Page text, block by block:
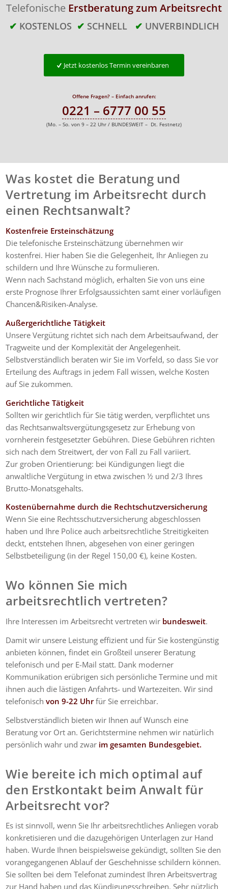
Telefonische Erstberatung zum Arbeitsrecht
✔ KOSTENLOS ✔ SCHNELL ✔ UNVERBINDLICH
Jetzt kostenlos Termin vereinbaren
Offene Fragen? – Einfach anrufen:
0221 – 6777 00 55
(Mo. – So. von 9 – 22 Uhr / BUNDESWEIT – Dt. Festnetz)
Was kostet die Beratung und
Vertretung im Arbeitsrecht durch
einen Rechtsanwalt?
Kostenfreie Ersteinschätzung
Die telefonische Ersteinschätzung übernehmen wir
kostenfrei. Hier haben Sie die Gelegenheit, Ihr Anliegen zu
schildern und Ihre Wünsche zu formulieren.
Wenn nach Sachstand möglich, erhalten Sie von uns eine
erste Prognose Ihrer Erfolgsaussichten samt einer vorläufigen
Chancen&Risiken-Analyse.
Außergerichtliche Tätigkeit
Unsere Vergütung richtet sich nach dem Arbeitsaufwand, der
Tragweite und der Komplexität der Angelegenheit.
Selbstverständlich beraten wir Sie im Vorfeld, so dass Sie vor
Erteilung des Auftrags in jedem Fall wissen, welche Kosten
auf Sie zukommen.
Gerichtliche Tätigkeit
Sollten wir gerichtlich für Sie tätig werden, verpflichtet uns
das Rechtsanwaltsvergütungsgesetz zur Erhebung von
vornherein festgesetzter Gebühren. Diese Gebühren richten
sich nach dem Streitwert, der von Fall zu Fall variiert.
Zur groben Orientierung: bei Kündigungen liegt die
anwaltliche Vergütung in etwa zwischen ½ und 2/3 Ihres
Brutto-Monatsgehalts.
Kostenübernahme durch die Rechtschutzversicherung
Wenn Sie eine Rechtsschutzversicherung abgeschlossen
haben und Ihre Police auch arbeitsrechtliche Streitigkeiten
deckt, entstehen Ihnen, abgesehen von einer geringen
Selbstbeteiligung (in der Regel 150,00 €), keine Kosten.
Wo können Sie mich
arbeitsrechtlich vertreten?
Ihre Interessen im Arbeitsrecht vertreten wir bundesweit.
Damit wir unsere Leistung effizient und für Sie kostengünstig
anbieten können, findet ein Großteil unserer Beratung
telefonisch und per E-Mail statt. Dank moderner
Kommunikation erübrigen sich persönliche Termine und mit
ihnen auch die lästigen Anfahrts- und Wartezeiten. Wir sind
telefonisch von 9-22 Uhrfür Sie erreichbar.
Selbstverständlich bieten wir Ihnen auf Wunsch eine
Beratung vor Ort an. Gerichtstermine nehmen wir natürlich
persönlich wahr und zwar im gesamten Bundesgebiet.
Wie bereite ich mich optimal auf
den Erstkontakt beim Anwalt für
Arbeitsrecht vor?
Es ist sinnvoll, wenn Sie Ihr arbeitsrechtliches Anliegen vorab
konkretisieren und die dazugehörigen Unterlagen zur Hand
haben. Wurde Ihnen beispielsweise gekündigt, sollten Sie den
vorangegangenen Ablauf der Geschehnisse schildern können.
Sie sollten bei dem Telefonat zumindest Ihren Arbeitsvertrag
zur Hand haben und das Kündigungsschreiben. Sehr nützlich